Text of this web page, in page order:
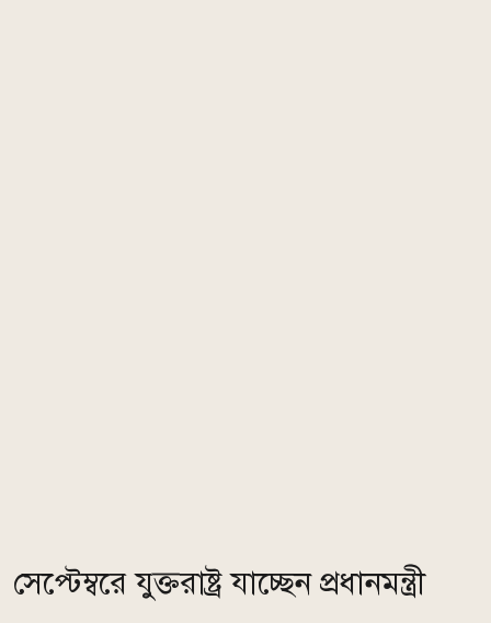
সেপ্টেম্বরে যুক্তরাষ্ট্র যাচ্ছেন প্রধানমন্ত্রী